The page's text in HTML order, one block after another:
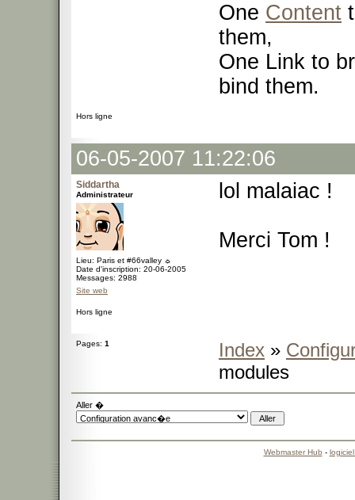
One Content
them,
One Link to
bind them.
Hors ligne
06-05-2007 11:22:06
Siddartha
Administrateur
Lieu: Paris et #66valley ☼
Date d'inscription: 20-06-2005
Messages: 2988
Site web
lol malaiac !
Merci Tom !
Hors ligne
Pages: 1 Index »
modules
Aller �
Webmaster Hub -